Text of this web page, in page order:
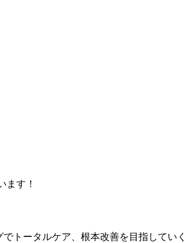
ます！
でトータルケア、根本改善を目指してい